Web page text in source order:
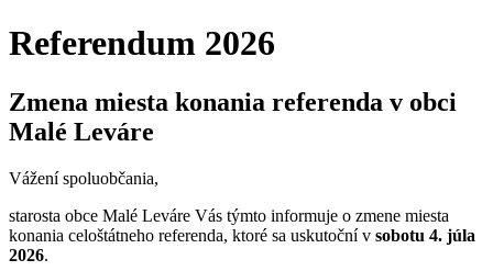
Referendum 2026
Zmena miesta konania referenda v obci
Malé Leváre
Vážení spoluobčania,
starosta obce Malé Leváre Vás týmto informuje o zmene miesta
konania celoštátneho referenda, ktoré sa uskutoční v sobotu 4. júla
2026.